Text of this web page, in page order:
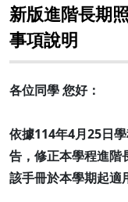
新版進階長期
事項說明
各位同學 您好：
依據114年4月25日
告，修正本學程進階
該手冊於本學期起適